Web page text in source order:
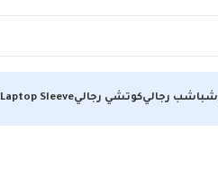
شباشب رجاليكوتشي رجاليLaptop Sleeve